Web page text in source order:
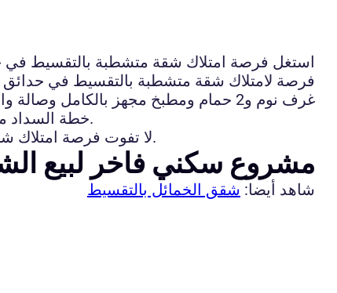
استغل فرصة امتلاك شقة متشطبة بالتقسيط في
غرف نوم و2 حمام ومطبخ مجهز بالكامل وصالة واسعة. الشقة متشطبة بأعلى مستوى وتتمتع بإطلالة رائعة.
خطة السداد مرنة وتصل إلى 5 سنوات. كما يوجد خصم خاص للدفع النقدي. كما يتم توفير خدمات إدارة العقار لسهولة السكن.
لا تفوت فرصة امتلاك شقة مميزة في حدائق الاهرام وتحقق حلم السكن في موقع هادئ ومميز. اتصل الآن للحجز والمزيد من التفاصيل.
مشروع سكني فاخر لبيع
شاهد أيضا: شقق الخمائل بالتقسيط